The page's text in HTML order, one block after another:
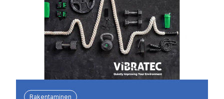
Rakentaminen